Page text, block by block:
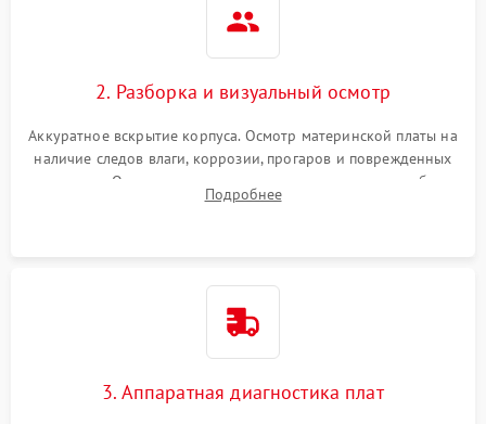
2. Разборка и визуальный осмотр
Аккуратное вскрытие корпуса. Осмотр материнской платы на
наличие следов влаги, коррозии, прогаров и поврежденных
элементов. Оценка состояния системы охлаждения, турбины
кулера и степени загрязнения радиатора пылью.
Подробнее
3. Аппаратная диагностика плат